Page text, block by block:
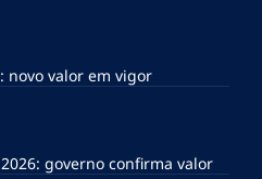
novo valor em vigor
governo confirma valor